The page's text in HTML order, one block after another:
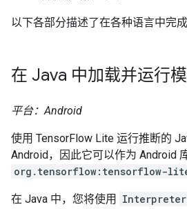
以下各部分描述了在各种语言中完
在 Java 中加载并运行
平台：Android
使用 TensorFlow Lite 运行推断的
Android，因此它可以作为 Android
org.tensorflow:tensorflow-
在 Java 中，您将使用 Interpreter